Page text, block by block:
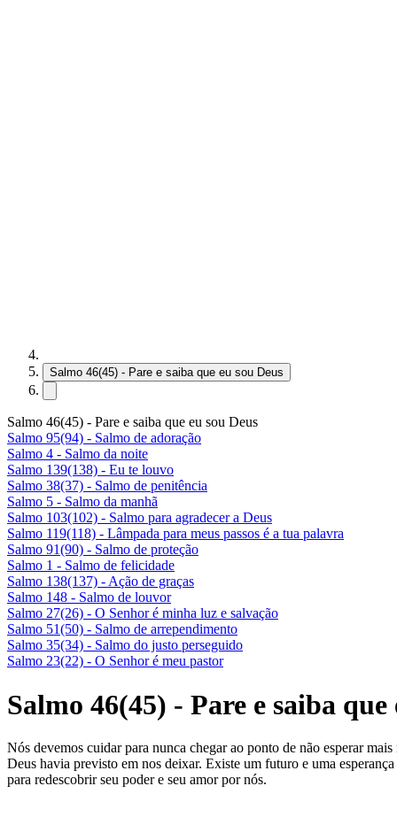
Salmo 46(45) - Pare e saiba que eu sou Deus
Salmo 46(45) - Pare e saiba que eu sou Deus
Salmo 95(94) - Salmo de adoração
Salmo 4 - Salmo da noite
Salmo 139(138) - Eu te louvo
Salmo 38(37) - Salmo de penitência
Salmo 5 - Salmo da manhã
Salmo 103(102) - Salmo para agradecer a Deus
Salmo 119(118) - Lâmpada para meus passos é a tua palavra
Salmo 91(90) - Salmo de proteção
Salmo 1 - Salmo de felicidade
Salmo 138(137) - Ação de graças
Salmo 148 - Salmo de louvor
Salmo 27(26) - O Senhor é minha luz e salvação
Salmo 51(50) - Salmo de arrependimento
Salmo 35(34) - Salmo do justo perseguido
Salmo 23(22) - O Senhor é meu pastor
Salmo 46(45) - Pare e saiba que
Nós devemos cuidar para nunca chegar ao ponto de não esperar mais
Deus havia previsto em nos deixar. Existe um futuro e uma
para redescobrir seu poder e seu amor por nós.